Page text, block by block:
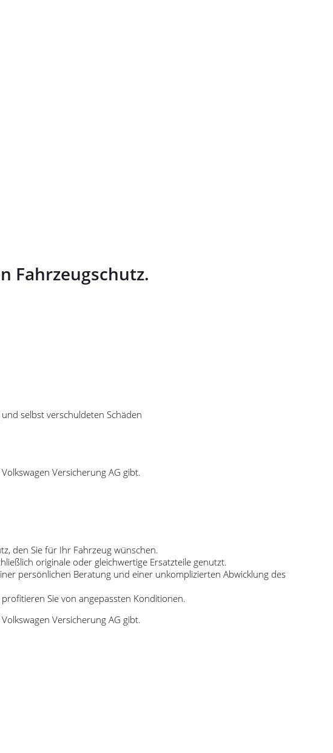
Fahrzeugschutz.
selbst verschuldeten Schäden
Versicherung AG gibt.
den Sie für Ihr Fahrzeug wünschen.
originale oder gleichwertige Ersatzteile genutzt.
persönlichen Beratung und einer unkomplizierten Abwicklung des
Sie von angepassten Konditionen.
Versicherung AG gibt.